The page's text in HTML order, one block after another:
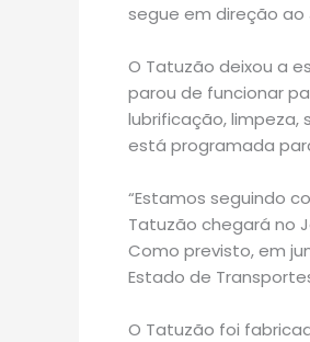
segue em direção ao
O Tatuzão deixou a
parou de funcionar
lubrificação, limpeza,
está programada
“Estamos seguindo
Tatuzão chegará no
Como previsto, em
Estado de
O Tatuzão foi